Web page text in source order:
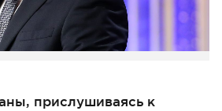
прислушиваясь к